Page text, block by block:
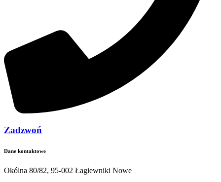
Zadzwoń
Dane kontaktowe
Okólna 80/82, 95-002 Łagiewniki Nowe